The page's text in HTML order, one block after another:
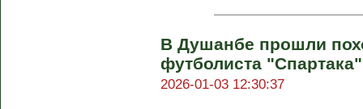
В Душанбе прошли
футболиста
2026-01-03 12:30:37